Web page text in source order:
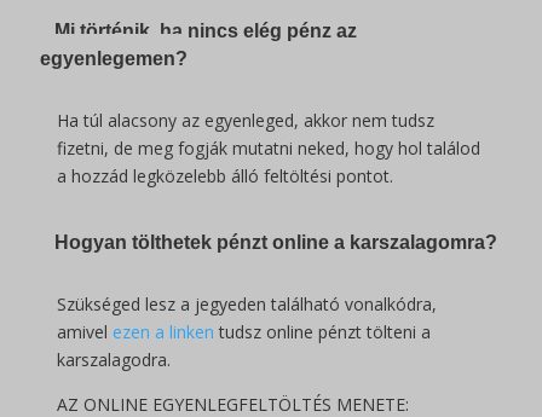
Mi történik, ha nincs elég pénz az
egyenlegemen?
Ha túl alacsony az egyenleged, akkor nem tudsz
fizetni, de meg fogják mutatni neked, hogy hol találod
a hozzád legközelebb álló feltöltési pontot.
Hogyan tölthetek pénzt online a karszalagomra?
Szükséged lesz a jegyeden található vonalkódra,
amivel ezen a linken tudsz online pénzt tölteni a
karszalagodra.
AZ ONLINE EGYENLEGFELTÖLTÉS MENETE: